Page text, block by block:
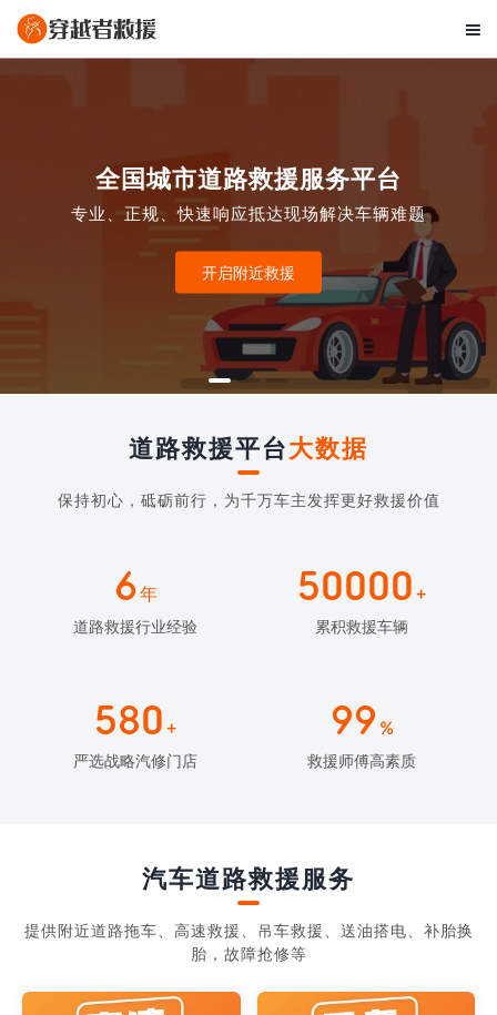

全国城市道路救援服务平台
专业、正规、快速响应抵达现场解决车辆难题
开启附近救援
道路救援平台大数据
保持初心，砥砺前行，为千万车主发挥更好救援价值
6年
道路救援行业经验
50000 +
累积救援车辆
580 +
严选战略汽修门店
99 %
救援师傅高素质
汽车道路救援服务
提供附近道路拖车、高速救援、吊车救援、送油搭电、补胎换
胎，故障抢修等